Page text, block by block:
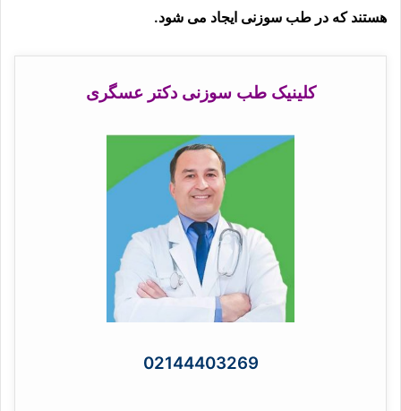
هستند که در طب سوزنی ایجاد می شود.
کلینیک طب سوزنی دکتر عسگری
02144403269